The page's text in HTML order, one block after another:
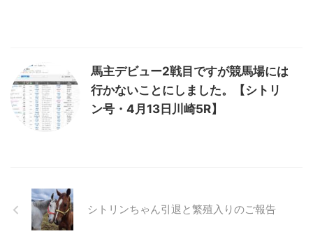
馬主デビュー2戦目ですが競馬場には
行かないことにしました。【シトリ
ン号・4月13日川崎5R】
シトリンちゃん引退と繁殖入りのご報告